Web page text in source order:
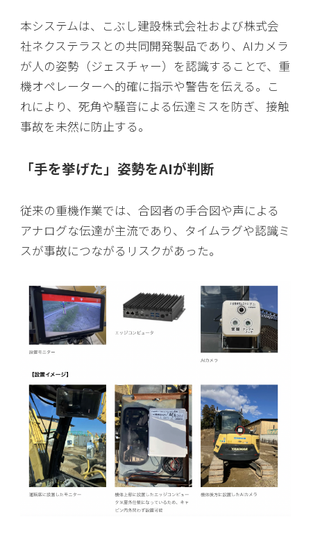
本システムは、こぶし建設株式会社および株式会
社ネクステラスとの共同開発製品であり、AIカメラ
が人の姿勢（ジェスチャー）を認識することで、重
機オペレーターへ的確に指示や警告を伝える。こ
れにより、死角や騒音による伝達ミスを防ぎ、接触
事故を未然に防止する。
「手を挙げた」姿勢をAIが判断
従来の重機作業では、合図者の手合図や声による
アナログな伝達が主流であり、タイムラグや認識ミ
スが事故につながるリスクがあった。